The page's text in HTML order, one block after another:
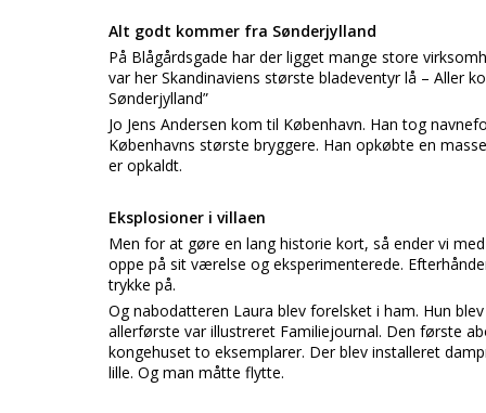
Alt godt kommer fra Sønderjylland
På Blågårdsgade har der ligget mange store
var her Skandinaviens største bladeventyr lå – Aller
Sønderjylland”
Jo Jens Andersen kom til København. Han tog
Københavns største bryggere. Han opkøbte en
er opkaldt.
Eksplosioner i villaen
Men for at gøre en lang historie kort, så ender vi
oppe på sit værelse og eksperimenterede.
trykke på.
Og nabodatteren Laura blev forelsket i ham. Hun
allerførste var illustreret Familiejournal. Den første
kongehuset to eksemplarer. Der blev installeret
lille. Og man måtte flytte.